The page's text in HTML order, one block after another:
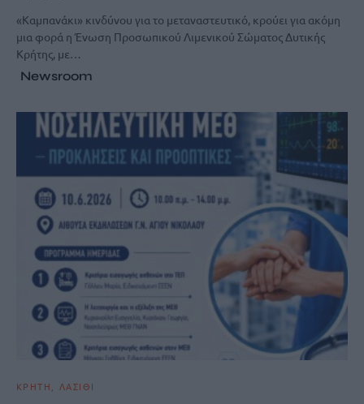
«Καμπανάκι» κινδύνου για το μεταναστευτικό, κρούει για ακόμη
μια φορά η Ένωση Προσωπικού Λιμενικού Σώματος Δυτικής
Κρήτης, με…
Newsroom
ΚΡΗΤΗ ΛΑΣΙΘΙ